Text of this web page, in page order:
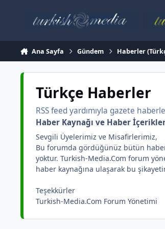
Ana Sayfa Gündem Haberler
Türkçe Haberler
RSS feed yardımıyla gazete
Haber Kaynağı ve Haber
Sevgili Üyelerimiz ve Misafirlerimiz,
Bu forumda gördüğünüz bütün
yoktur. Turkish-Media.Com forum
haber kaynağına ulaşarak bu
Teşekkürler
Turkish-Media.Com Forum Yönetimi